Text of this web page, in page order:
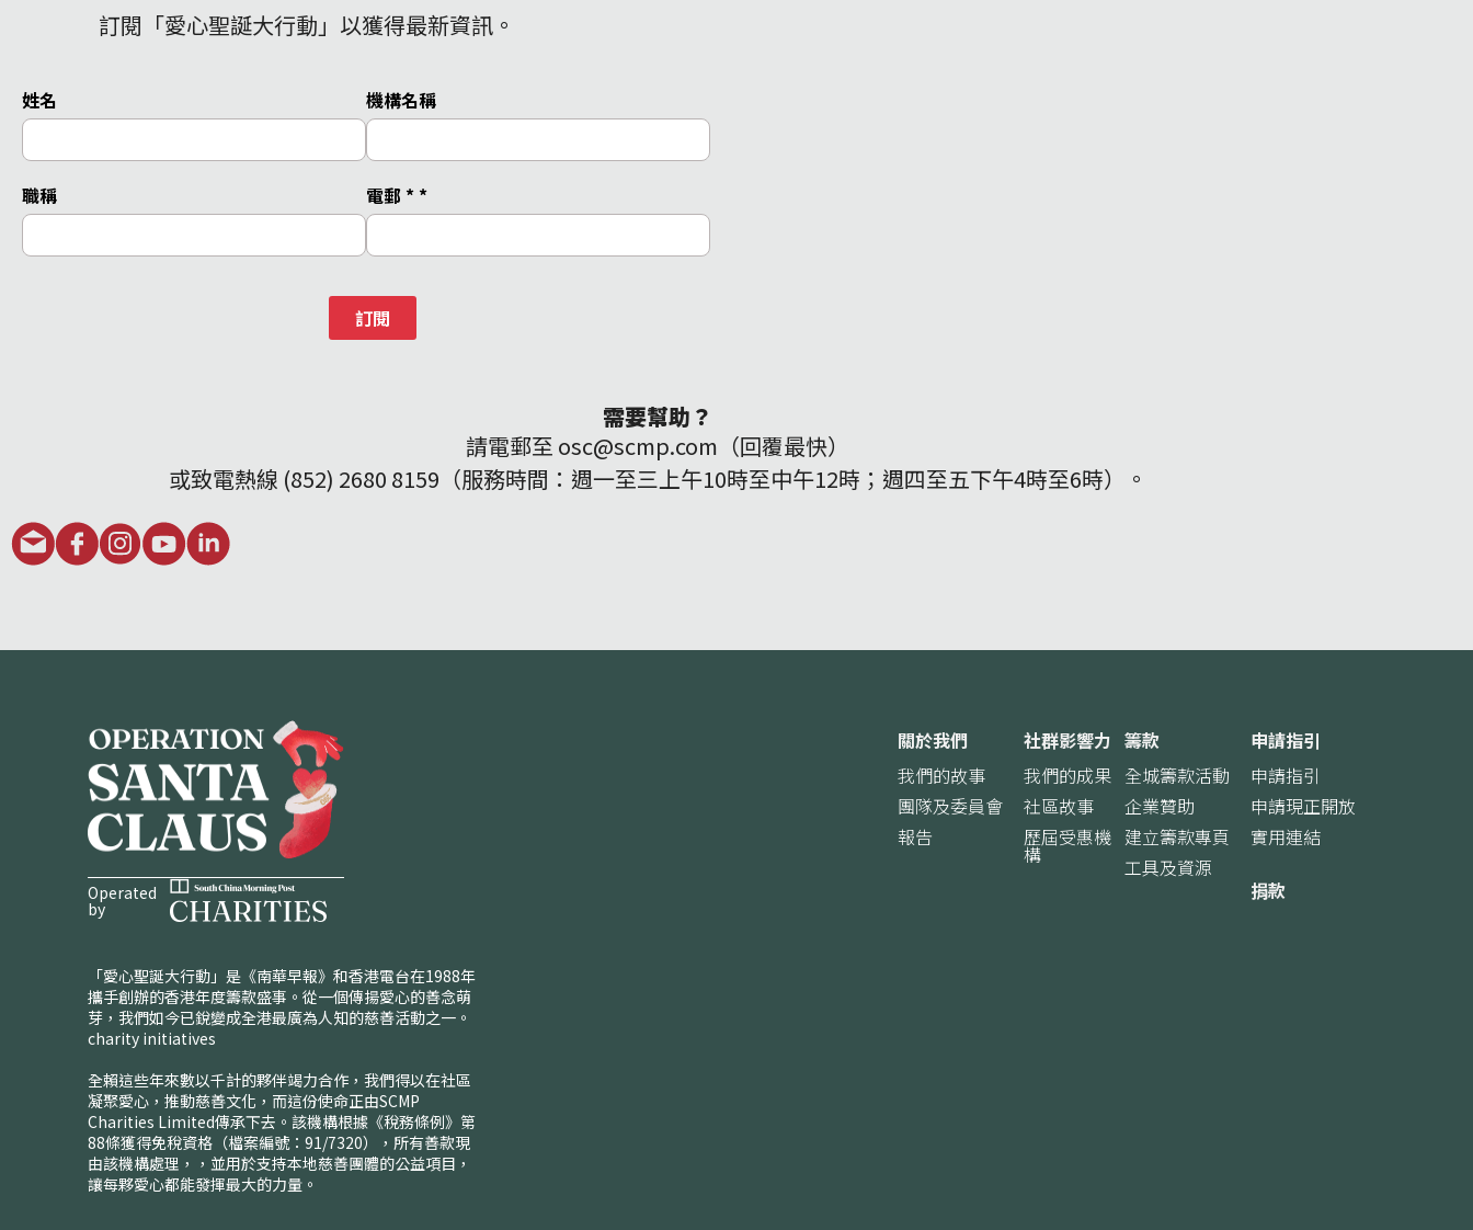
訂閱「愛心聖誕大行動」以獲得最新資訊。
姓名 機構名稱
職稱 電郵 * *
訂閱
需要幫助？
請電郵至 osc@scmp.com（回覆最快）
或致電熱線 (852) 2680 8159（服務時間：週一至三上午10時至中午12時；週四至五下午4時至6時）。
Operated
by
「愛心聖誕大行動」是《南華早報》和香港電台在1988年
攜手創辦的香港年度籌款盛事。從一個傳揚愛心的善念萌
芽，我們如今已銳變成全港最廣為人知的慈善活動之一。
charity initiatives
全賴這些年來數以千計的夥伴竭力合作，我們得以在社區
凝聚愛心，推動慈善文化，而這份使命正由SCMP
Charities Limited傳承下去。該機構根據《稅務條例》第
88條獲得免稅資格（檔案編號：91/7320），所有善款現
由該機構處理，，並用於支持本地慈善團體的公益項目，
讓每夥愛心都能發揮最大的力量。
關於我們
我們的故事
團隊及委員會
報告
社群影響力
我們的成果
社區故事
歷屆受惠機
構
籌款
全城籌款活動
企業贊助
建立籌款專頁
工具及資源
申請指引
申請指引
申請現正開放
實用連結
捐款